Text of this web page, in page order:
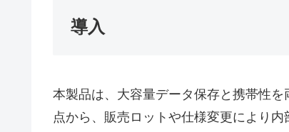
導入
本製品は、大容量データ保存と携帯性
点から、販売ロットや仕様変更により